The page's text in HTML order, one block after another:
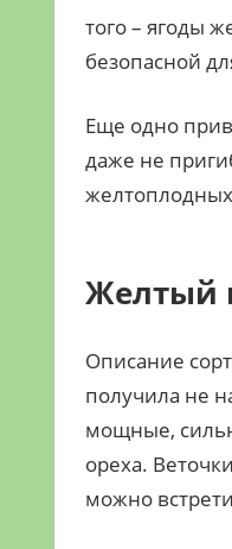
того – ягоды
безопасной
Еще одно
даже не
Желтый
Описание
получила не
мощные,
ореха.
можно